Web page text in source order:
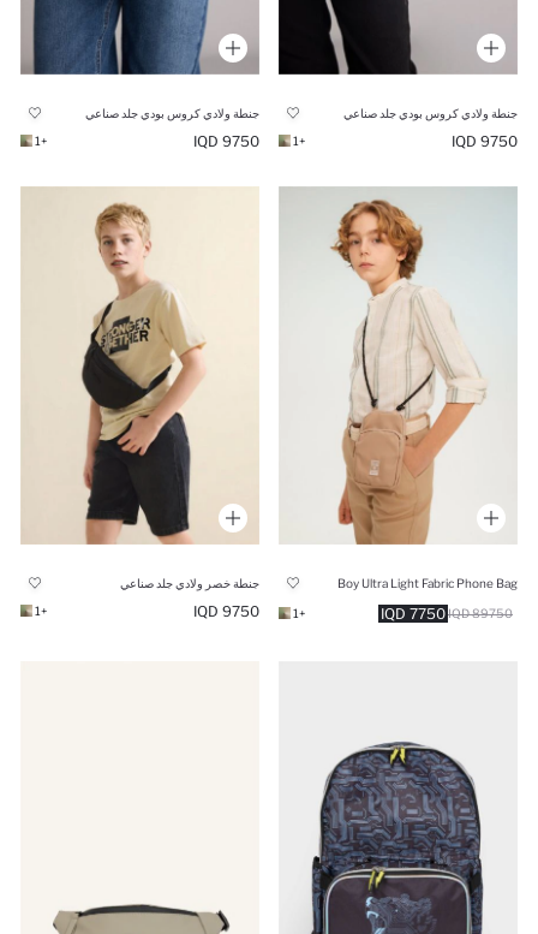
جنطة ولادي كروس بودي جلد صناعي
9750 IQD
+1
جنطة ولادي كروس بودي جلد صناعي
9750 IQD
+1
Boy Ultra Light Fabric Phone Bag
7750 IQD 89750 IQD
+1
جنطة خصر ولادي جلد صناعي
9750 IQD
+1